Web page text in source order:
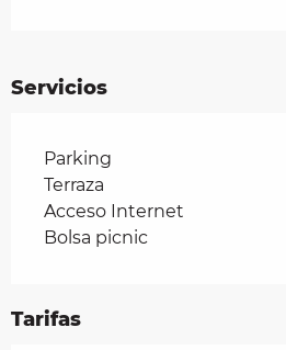
Servicios
Parking
Terraza
Acceso Internet
Bolsa picnic
Tarifas